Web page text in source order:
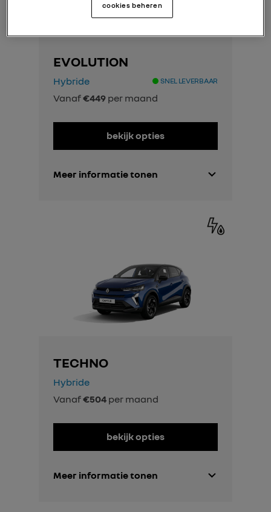
EVOLUTION
Hybride SNEL LEVERBAAR
Vanaf€449 per maand
bekijk opties
Meer informatie tonen
TECHNO
Hybride
Vanaf€504 per maand
bekijk opties
Meer informatie tonen
cookies beheren